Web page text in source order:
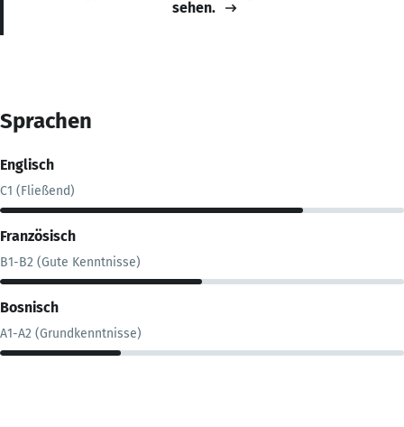
sehen.
Sprachen
Englisch
C1 (Fließend)
Französisch
B1-B2 (Gute Kenntnisse)
Bosnisch
A1-A2 (Grundkenntnisse)